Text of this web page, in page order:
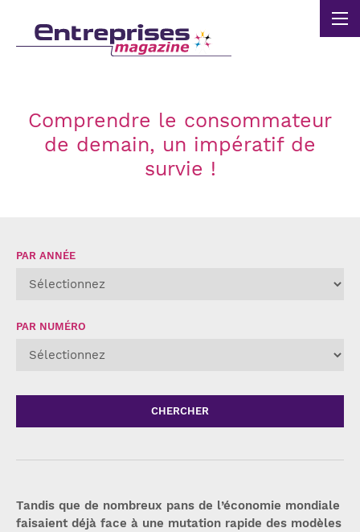
Comprendre le consommateur
de demain, un impératif de
survie !
Tandis que de nombreux pans de l’économie mondiale
faisaient déjà face à une mutation rapide des modèles
PAR ANNÉE
PAR NUMÉRO
CHERCHER